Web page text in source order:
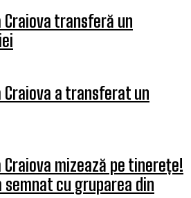
Craiova transferă un
Craiova a transferat un
Craiova mizează pe tinerețe!
semnat cu gruparea din